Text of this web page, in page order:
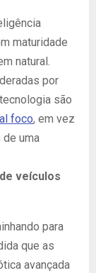
maturidade
natural.
por
são
foco, em vez
uma
veículos
para
que as
avançada